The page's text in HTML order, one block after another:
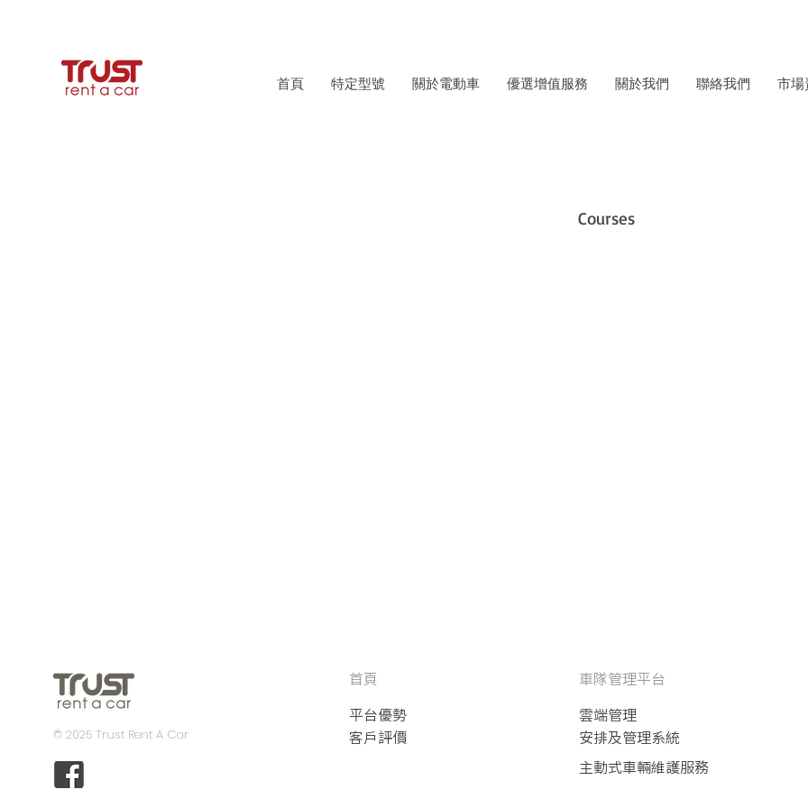
首頁 特定型號 關於電動車 優選增值服務 關於我們 聯絡我們 市場
Courses
© 2025 Trust Rent A Car
首頁
平台優勢
客戶評價
車隊管理平台
雲端管理
安排及管理系統
主動式車輛維護服務